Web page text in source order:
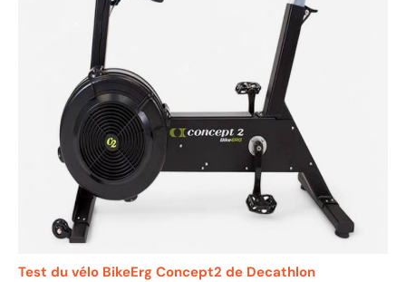
Test du vélo BikeErg Concept2 de Decathlon